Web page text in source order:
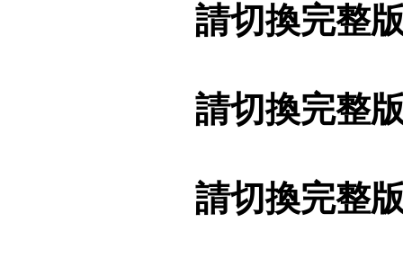
請切換完整
請切換完整
請切換完整